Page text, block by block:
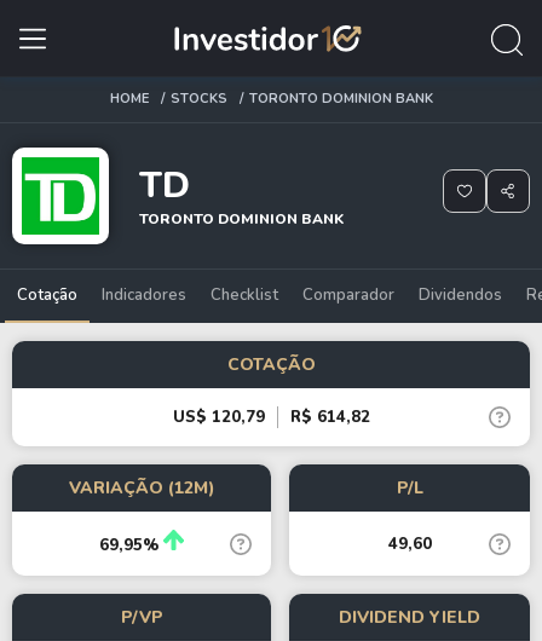
HOME STOCKS TORONTO DOMINION BANK
TD
TORONTO DOMINION BANK
Cotação Indicadores Checklist Comparador Dividendos
COTAÇÃO
US$ 120,79 R$ 614,82
VARIAÇÃO (12M)
69,95%
P/L
49,60
P/VP DIVIDEND YIELD